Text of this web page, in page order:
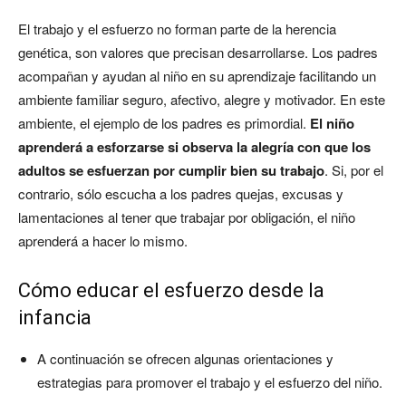
El trabajo y el esfuerzo no forman parte de la herencia
genética, son valores que precisan desarrollarse. Los padres
acompañan y ayudan al niño en su aprendizaje facilitando un
ambiente familiar seguro, afectivo, alegre y motivador. En este
ambiente, el ejemplo de los padres es primordial. El niño
aprenderá a esforzarse si observa la alegría con que los
adultos se esfuerzan por cumplir bien su trabajo. Si, por el
contrario, sólo escucha a los padres quejas, excusas y
lamentaciones al tener que trabajar por obligación, el niño
aprenderá a hacer lo mismo.
Cómo educar el esfuerzo desde la
infancia
A continuación se ofrecen algunas orientaciones y
estrategias para promover el trabajo y el esfuerzo del niño.